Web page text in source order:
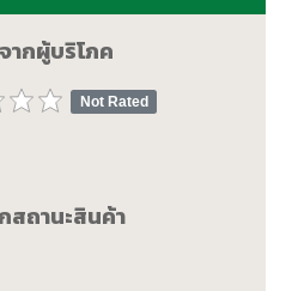
ากผู้บริโภค
Not Rated
สถานะสินค้า